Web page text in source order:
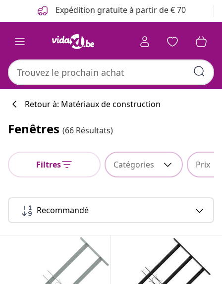
Expédition gratuite à partir de € 70
Retour à: Matériaux de construction
Fenêtres (66 Résultats)
Filtres Catégories Prix
Recommandé